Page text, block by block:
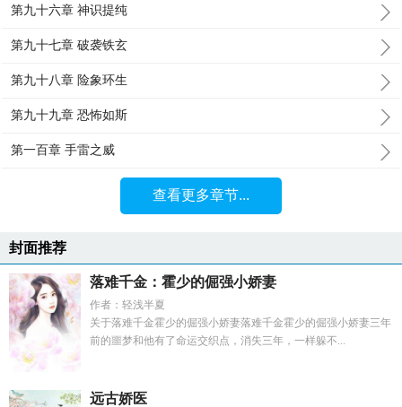
第九十六章 神识提纯
第九十七章 破袭铁玄
第九十八章 险象环生
第九十九章 恐怖如斯
第一百章 手雷之威
查看更多章节...
封面推荐
落难千金：霍少的倔强小娇妻
作者：轻浅半夏
关于落难千金霍少的倔强小娇妻落难千金霍少的倔强小娇妻三年
前的噩梦和他有了命运交织点，消失三年，一样躲不...
远古娇医